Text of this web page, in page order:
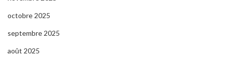
octobre 2025
septembre 2025
août 2025